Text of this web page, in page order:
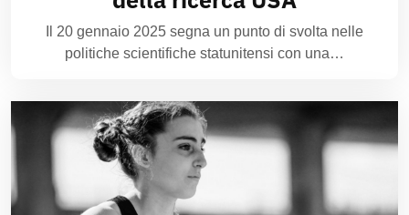
Il 20 gennaio 2025 segna un punto di svolta nelle
politiche scientifiche statunitensi con una…